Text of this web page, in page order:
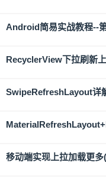
Android简易实战教程--
RecyclerView下拉刷新上
SwipeRefreshLayout详
移动端实现上拉加载更